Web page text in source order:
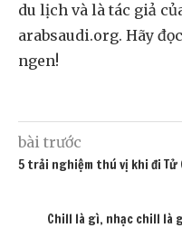
du lịch và là tác giả
arabsaudi.org. Hãy
ngen!
bài trước
5 trải nghiệm thú vị khi đi Tử
Chill là gì, nhạc chill là